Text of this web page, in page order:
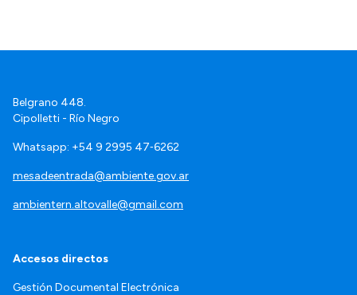
Belgrano 448.
Cipolletti - Río Negro
Whatsapp: +54 9 2995 47‑6262
mesadeentrada@ambiente.gov.ar
ambientern.altovalle@gmail.com
Accesos directos
Gestión Documental Electrónica